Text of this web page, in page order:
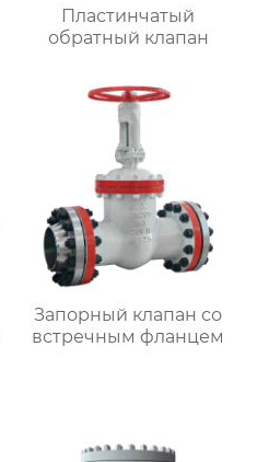
Пластинчатый
обратный клапан
Запорный клапан со
встречным фланцем